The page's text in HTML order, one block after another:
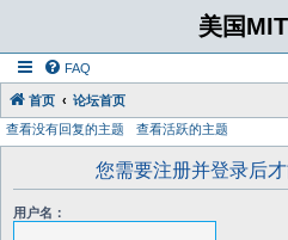
美国
FAQ
首页 论坛首页
查看没有回复的主题 查看活跃的主题
您需要注册并登录后才
用户名：